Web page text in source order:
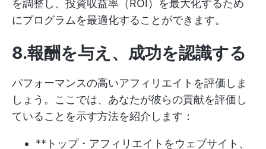
を調整し、投資収益率（ROI）を最大化するため
にプログラムを最適化することができます。
8.報酬を与え、成功を認識する
パフォーマンスの高いアフィリエイトを評価しま
しょう。ここでは、あなたが彼らの貢献を評価し
ていることを示す方法を紹介します：
**トップ・アフィリエイトをウェブサイト、